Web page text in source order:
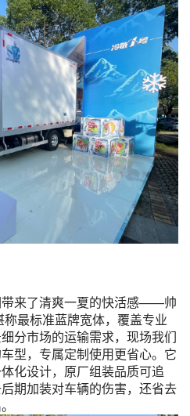
带来了清爽一夏的快活感——帅
最标准蓝牌宽体，覆盖专业
分市场的运输需求，现场我们
型，专属定制使用更省心。它
化设计，原厂组装品质可追
期加装对车辆的伤害，还省去